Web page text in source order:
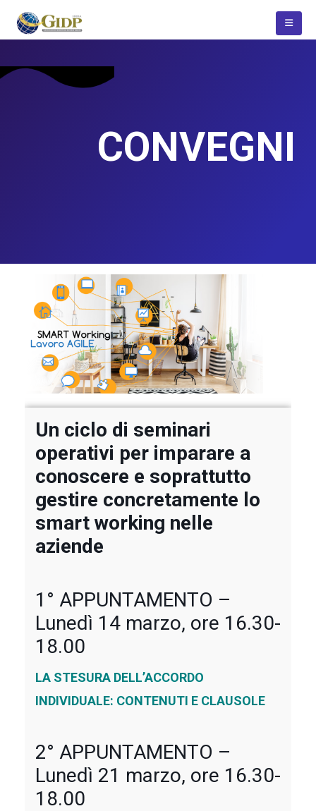
CONVEGNI
Un ciclo di seminari
operativi per imparare a
conoscere e soprattutto
gestire concretamente lo
smart working nelle
aziende
1° APPUNTAMENTO –
Lunedì 14 marzo, ore 16.30-
18.00
LA STESURA DELL’ACCORDO
INDIVIDUALE: CONTENUTI E CLAUSOLE
2° APPUNTAMENTO –
Lunedì 21 marzo, ore 16.30-
18.00